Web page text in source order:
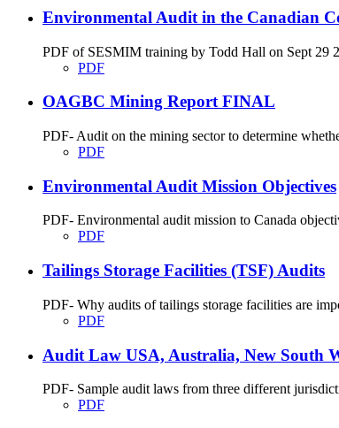
Environmental Audit in the Canadian
PDF of SESMIM training by Todd Hall on Sept 29
PDF
OAGBC Mining Report FINAL
PDF- Audit on the mining sector to determine
PDF
Environmental Audit Mission Objectives
PDF- Environmental audit mission to Canada
PDF
Tailings Storage Facilities (TSF) Audits
PDF- Why audits of tailings storage facilities are
PDF
Audit Law USA, Australia, New South
PDF- Sample audit laws from three different
PDF